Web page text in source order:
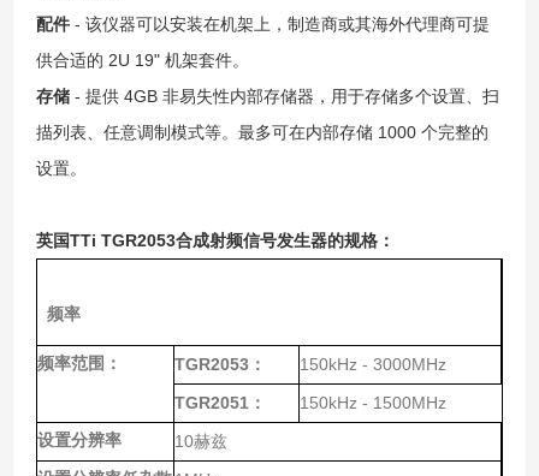
配件- 该仪器可以安装在机架上，制造商或其海外代理商可提
供合适的 2U 19" 机架套件。
存储- 提供 4GB 非易失性内部存储器，用于存储多个设置、扫
描列表、任意调制模式等。最多可在内部存储 1000 个完整的
设置。
英国TTi TGR2053合成射频信号发生器的规格：
频率
频率范围： TGR2053：
150kHz - 3000MHz
TGR2051： 150kHz - 1500MHz
设置分辨率 10赫兹